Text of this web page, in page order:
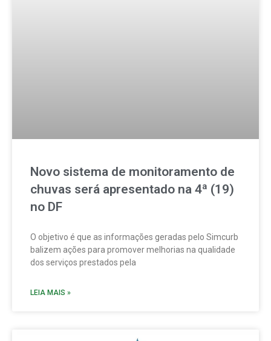
Novo sistema de monitoramento de
chuvas será apresentado na 4ª (19)
no DF
O objetivo é que as informações geradas pelo Simcurb
balizem ações para promover melhorias na qualidade
dos serviços prestados pela
LEIA MAIS »